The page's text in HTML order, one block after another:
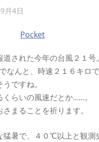
月4日
Pocket
された今年の台風２１号。
なんと、時速２１６キロ
ですね。
くらいの風速だとか……。
まることを祈ります。
猛暑で、４０℃以上と観測